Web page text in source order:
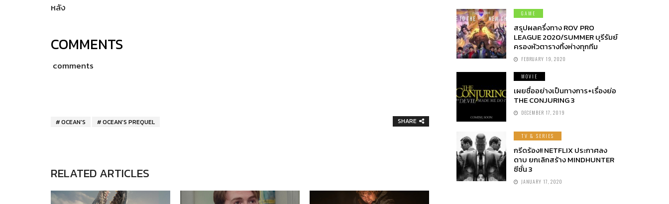
หลัง
COMMENTS
comments
OCEAN'S OCEAN'S PREQUEL SHARE
RELATED ARTICLES
GAME
สรุปผลครึ่งทาง ROV PRO
LEAGUE 2020/SUMMER บุรีรัมย์
ครองหัวตารางทิ้งห่างทุกทีม
FEBRUARY 19, 2020
MOVIE
เผยชื่ออย่างเป็นทางการ+เรื่องย่อ
THE CONJURING 3
DECEMBER 17, 2019
TV & SERIES
กรีดร้อง!! NETFLIX ประกาศลง
ดาบ ยกเลิกสร้าง MINDHUNTER
ซีซั่น 3
JANUARY 17, 2020